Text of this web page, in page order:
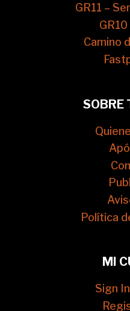
GR11 –
Camino
SOBRE
Política
MI
Sign